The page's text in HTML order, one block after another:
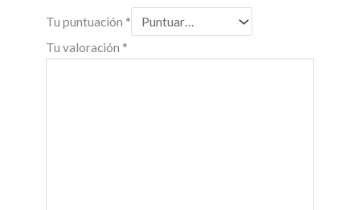
Tu puntuación *
Tu valoración *